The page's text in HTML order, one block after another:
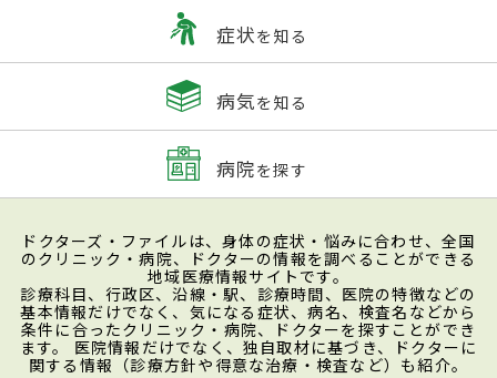
症状を知る
病気を知る
病院を探す
ドクターズ・ファイルは、身体の症状・悩みに合わせ、全国
のクリニック・病院、ドクターの情報を調べることができる
地域医療情報サイトです。
診療科目、行政区、沿線・駅、診療時間、医院の特徴などの
基本情報だけでなく、気になる症状、病名、検査名などから
条件に合ったクリニック・病院、ドクターを探すことができ
ます。 医院情報だけでなく、独自取材に基づき、ドクターに
関する情報（診療方針や得意な治療・検査など）も紹介。